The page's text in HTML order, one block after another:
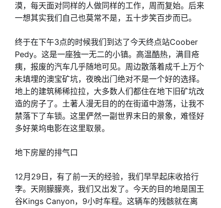
漠，每天面对同样的人做同样的工作，周而复始。后来
一想其实我们自己也莫常不是，五十步笑百步而已。
终于在下午3点的时候我们到达了今天终点站Coober
Pedy。这是一座独一无二的小镇。高温酷热，满目疮
痍，报废的汽车几乎随地可见。周边散落着成千上万个
未填埋的澳宝矿坑，夜晚出门绝对不是一个好的选择。
地上的建筑稀稀拉拉，大多数人们都住在地下旧矿坑改
造的房子了。土著人漫无目的的在街道中游荡，让我不
禁落下了车锁。这里俨然一副世界末日的景象，难怪好
多好莱坞电影在这里取景。
地下房屋的排气口
12月29日，有了前一天的经验，我们早早起床收拾行
李。天刚朦朦亮，我们又出发了。今天的目的地是国王
谷Kings Canyon，9小时车程。这辆车的残骸就在离